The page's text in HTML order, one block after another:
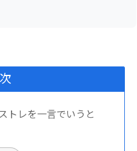
トレを一言でいうと